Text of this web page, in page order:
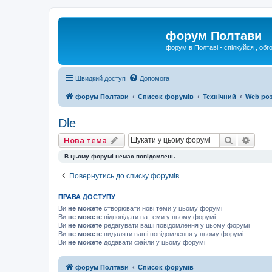
форум Полтави
форум в Полтаві - спілкуйся ,
Швидкий доступ Допомога
форум Полтави Список форумів Технічний Web
Dle
Нова тема Пошук
В цьому форумі немає повідомлень.
Повернутись до списку форумів
ПРАВА ДОСТУПУ
Ви не можете створювати нові теми у цьому форумі
Ви не можете відповідати на теми у цьому форумі
Ви не можете редагувати ваші повідомлення у цьому форумі
Ви не можете видаляти ваші повідомлення у цьому форумі
Ви не можете додавати файли у цьому форумі
форум Полтави Список форумів